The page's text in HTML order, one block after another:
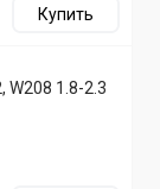
Купить
W208 1.8-2.3